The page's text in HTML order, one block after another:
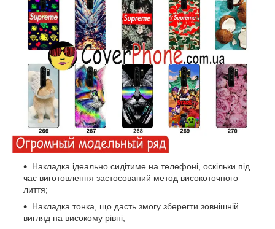
Накладка ідеально сидітиме на телефоні, оскільки під
час виготовлення застосований метод високоточного
лиття;
Накладка тонка, що дасть змогу зберегти зовнішній
вигляд на високому рівні;